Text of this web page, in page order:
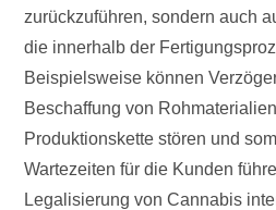
zurückzuführen, sondern auch
die innerhalb der
Beispielsweise können
Beschaffung von
Produktionskette stören und
Wartezeiten für die Kunden
Legalisierung von Cannabis